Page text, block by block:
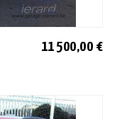
11 500,00 €